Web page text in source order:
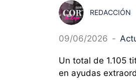
REDACCIÓN
09/06/2026 -
Un total de 1.105
en ayudas